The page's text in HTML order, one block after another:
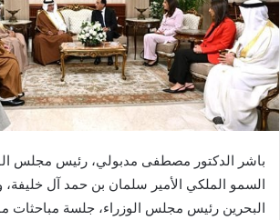
باشر الدكتور مصطفى مدبولي، رئيس مجلس
السمو الملكي الأمير سلمان بن حمد آل
البحرين رئيس مجلس الوزراء، جلسة مباحثات